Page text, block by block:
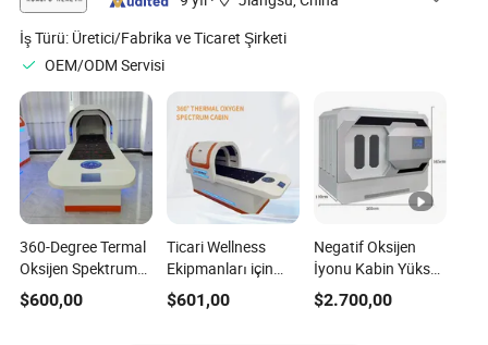
İş Türü: Üretici/Fabrika ve Ticaret Şirketi
OEM/ODM Servisi
360-Degree Termal
Oksijen Spektrumu
Kabin Uzak
Kızılötesi
$600,00
Ticari Wellness
Ekipmanları için
Uzak Kızılötesi ve
Oksijen Terapisi
$601,00
Negatif Oksijen
İyonu Kabin Yüksek
Konsantrasyon
Ekolojik Sınıf İyon
$2.700,00